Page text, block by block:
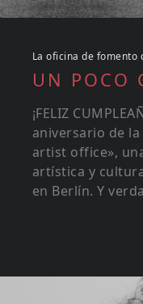
La oficina de fomento
UN POCO
¡FELIZ
aniversario de la
artist office»,
artística y
en Berlín. Y